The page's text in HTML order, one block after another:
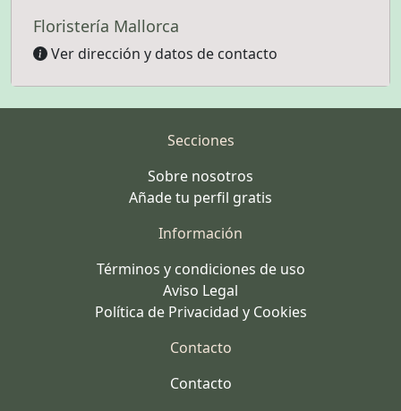
Floristería Mallorca
Ver dirección y datos de contacto
Secciones
Sobre nosotros
Añade tu perfil gratis
Información
Términos y condiciones de uso
Aviso Legal
Política de Privacidad y Cookies
Contacto
Contacto